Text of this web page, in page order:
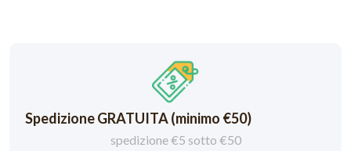
Spedizione GRATUITA (minimo €50)
spedizione €5 sotto €50